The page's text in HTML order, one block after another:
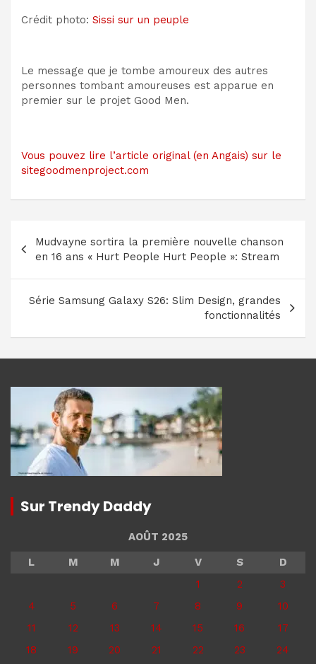
Crédit photo: Sissi sur un peuple
Le message que je tombe amoureux des autres
personnes tombant amoureuses est apparue en
premier sur le projet Good Men.
Vous pouvez lire l’article original (en Angais) sur le
sitegoodmenproject.com
de
l’article
Mudvayne sortira la première nouvelle chanson
en 16 ans « Hurt People Hurt People »: Stream
Série Samsung Galaxy S26: Slim Design, grandes
fonctionnalités
Sur Trendy Daddy
AOÛT 2025
L
M M J V S
D
1
2
3
4
5 6 7 8 9
10
11
12 13 14 15 16
17
18
19 20 21 22 23
24